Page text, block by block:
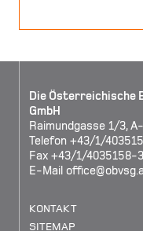
Die Österreichische
GmbH
Raimundgasse 1/3,
Telefon +43/1/
Fax +43/1/4035158-
E-Mail
KONTAKT
SITEMAP